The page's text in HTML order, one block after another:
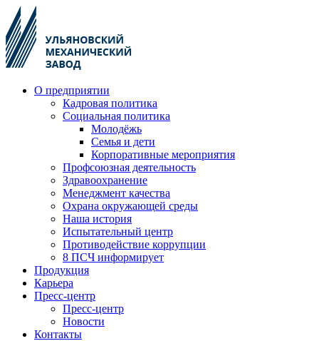
О предприятии
Кадровая политика
Социальная политика
Молодёжь
Семья и дети
Корпоративные мероприятия
Профсоюзная деятельность
Здравоохранение
Менеджмент качества
Охрана окружающей среды
Наша история
Испытательный центр
Противодействие коррупции
8 ПСЧ информирует
Продукция
Карьера
Пресс-центр
Пресс-центр
Новости
Контакты